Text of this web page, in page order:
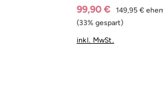
99,90 € 149,95 €
(33% gespart)
inkl. MwSt.